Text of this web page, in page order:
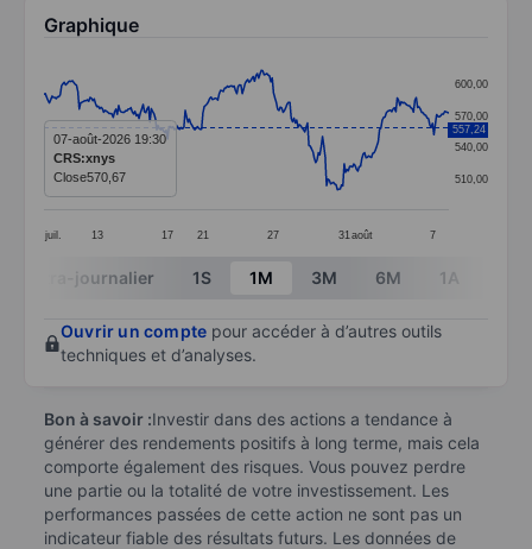
Graphique
Line chart with 299 data points.
The chart has 1 X axis displaying categories.
The chart has 1 Y axis displaying values. Data
juil. 13 17 21 27 31 août 7
510,00
540,00
570,00
600,00
557,24
07-août-2026 19:30
CRS:xnys
Close570,67
End of interactive chart.
Intra-journalier 1S 1M 3M 6M 1A
Ouvrir un compte pour accéder à d’autres outils
techniques et d’analyses.
Bon à savoir :Investir dans des actions a tendance à
générer des rendements positifs à long terme, mais cela
comporte également des risques. Vous pouvez perdre
une partie ou la totalité de votre investissement. Les
performances passées de cette action ne sont pas un
indicateur fiable des résultats futurs. Les données de